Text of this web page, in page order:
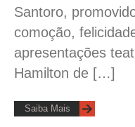
Santoro,
comoção,
apresentações
Hamilton de […]
Saiba Mais